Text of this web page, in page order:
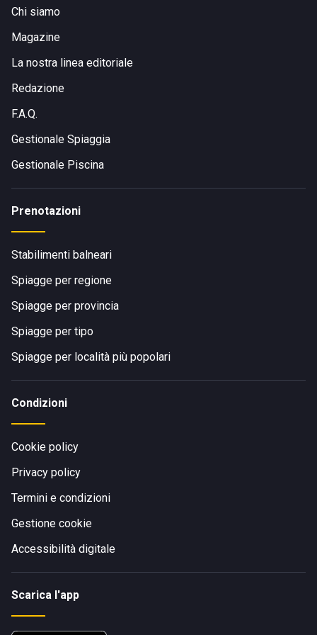
Chi siamo
Magazine
La nostra linea editoriale
Redazione
F.A.Q.
Gestionale Spiaggia
Gestionale Piscina
Prenotazioni
Stabilimenti balneari
Spiagge per regione
Spiagge per provincia
Spiagge per tipo
Spiagge per località più popolari
Condizioni
Cookie policy
Privacy policy
Termini e condizioni
Gestione cookie
Accessibilità digitale
Scarica l'app